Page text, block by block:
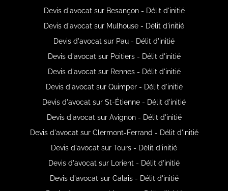
Devis d'avocat sur Besançon - Délit d'initié
Devis d'avocat sur Mulhouse - Délit d'initié
Devis d'avocat sur Pau - Délit d'initié
Devis d'avocat sur Poitiers - Délit d'initié
Devis d'avocat sur Rennes - Délit d'initié
Devis d'avocat sur Quimper - Délit d'initié
Devis d'avocat sur St-Étienne - Délit d'initié
Devis d'avocat sur Avignon - Délit d'initié
Devis d'avocat sur Clermont-Ferrand - Délit d'initié
Devis d'avocat sur Tours - Délit d'initié
Devis d'avocat sur Lorient - Délit d'initié
Devis d'avocat sur Calais - Délit d'initié